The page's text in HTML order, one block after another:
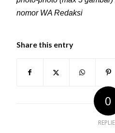
nomor WA Redaksi
Share this entry
0